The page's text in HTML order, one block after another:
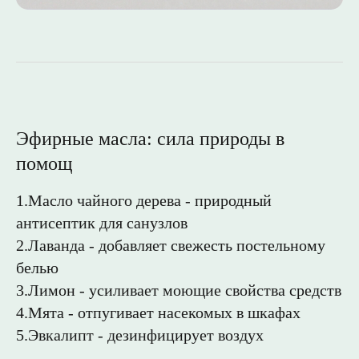
Эфирные масла: сила природы в
помощ
1.Масло чайного дерева - природный
антисептик для санузлов
2.Лаванда - добавляет свежесть постельному
белью
3.Лимон - усиливает моющие свойства средств
4.Мята - отпугивает насекомых в шкафах
5.Эвкалипт - дезинфицирует воздух